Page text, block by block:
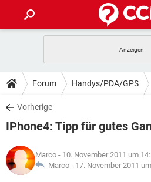
ANDROID IOS
WINDOWS 10
WHATSAPP
FACEBOOK
TIPPS & TRICKS
SPIELE
WHATSAPP
FACEBOOK
DOWNLOADS
SPIELE
ANDROID
WINDOWS 10
SPIELE
ANDROID
LEXIKON
Forum Handys/PDA/GPS
Vorherige
IPhone4: Tipp für gutes
Marco - 10. November 2011 um
Marco - 17. November 2011